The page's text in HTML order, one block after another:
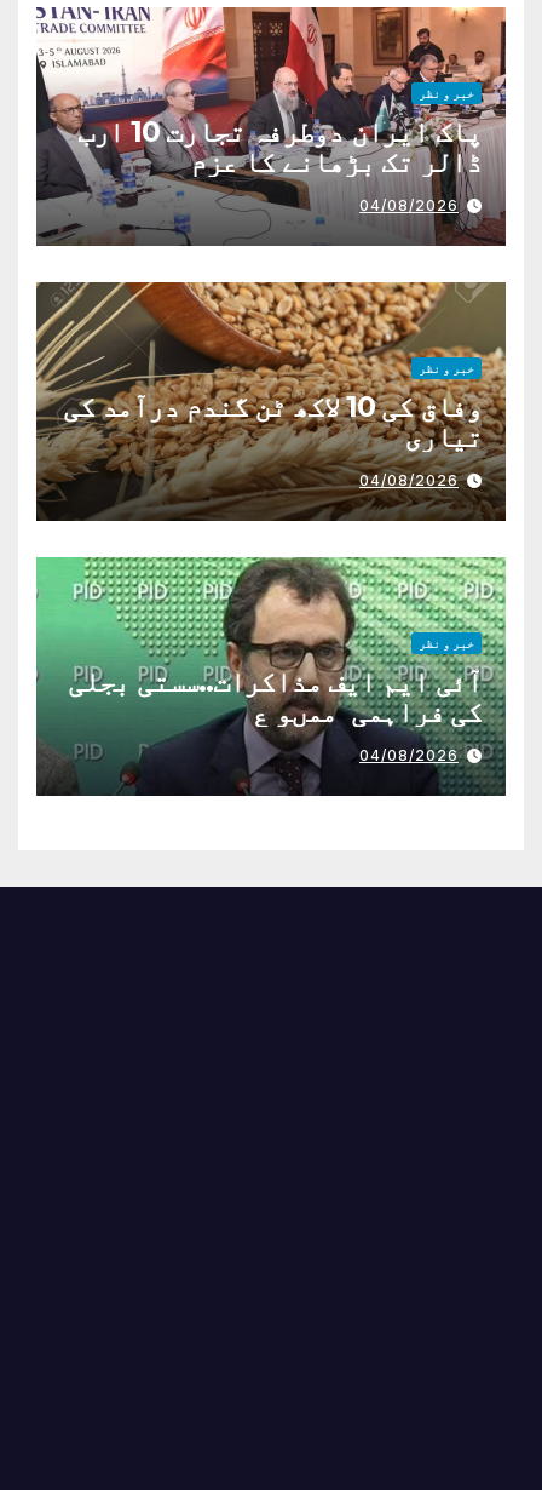
خبر و نظر
پاک ایران دوطرفہ تجارت 10 ارب
ڈالر تک بڑھانے کا عزم
04/08/2026
خبر و نظر
وفاق کی 10 لاکھ ٹن گندم درآمد کی
تیاری
04/08/2026
خبر و نظر
آئی ایم ایف مذاکرات..سستی بجلی
کی فراہمی ممںو ع
04/08/2026